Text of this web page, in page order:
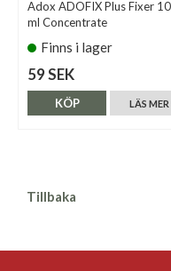
Adox ADOFIX Plus Fixer
ml Concentrate
Finns i lager
59 SEK
LÄS MER
KÖP
Tillbaka